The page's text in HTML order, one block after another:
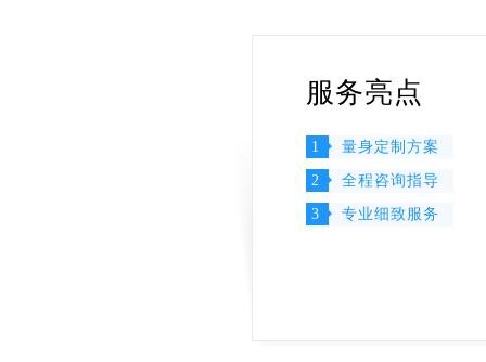
服务亮点
1 量身定制方案
2 全程咨询指导
3 专业细致服务